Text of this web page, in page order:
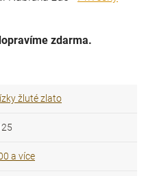
zdarma.
žluté zlato
a více